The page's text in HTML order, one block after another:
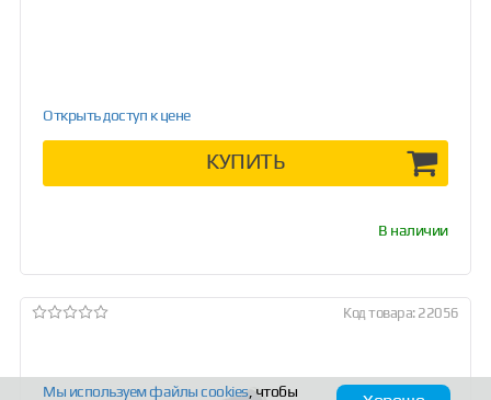
Открыть доступ к цене
КУПИТЬ
В наличии
Код товара: 22056
Мы используем файлыcookies, чтобы